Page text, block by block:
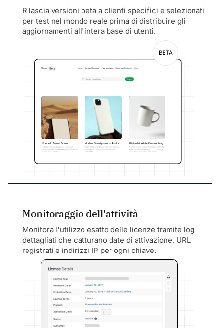
Rilascia versioni beta a clienti specifici e selezionati
per test nel mondo reale prima di distribuire gli
aggiornamenti all'intera base di utenti.
Monitoraggio dell'attività
Monitora l'utilizzo esatto delle licenze tramite log
dettagliati che catturano date di attivazione, URL
registrati e indirizzi IP per ogni chiave.